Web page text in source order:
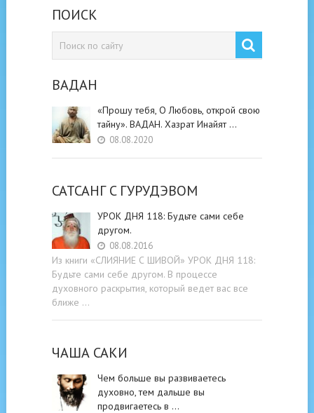
ПОИСК
ВАДАН
«Прошу тебя, О Любовь, открой свою
тайну». ВАДАН. Хазрат Инайят …
08.08.2020
САТСАНГ C ГУРУДЭВОМ
УРОК ДНЯ 118: Будьте cами cебе
другом.
08.08.2016
Из книги «СЛИЯНИЕ С ШИВОЙ» УРОК ДНЯ 118:
Будьте cами cебе другом. В процессе
духовного раскрытия, который ведет вас все
ближе …
ЧАША САКИ
Чем больше вы развиваетесь
духовно, тем дальше вы
продвигаетесь в …